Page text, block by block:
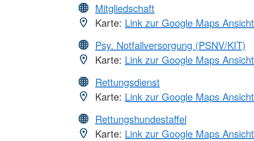
Mitgliedschaft
Karte: Link zur Google Maps Ansicht
Psy. Notfallversorgung (PSNV/KIT)
Karte: Link zur Google Maps Ansicht
Rettungsdienst
Karte: Link zur Google Maps Ansicht
Rettungshundestaffel
Karte: Link zur Google Maps Ansicht